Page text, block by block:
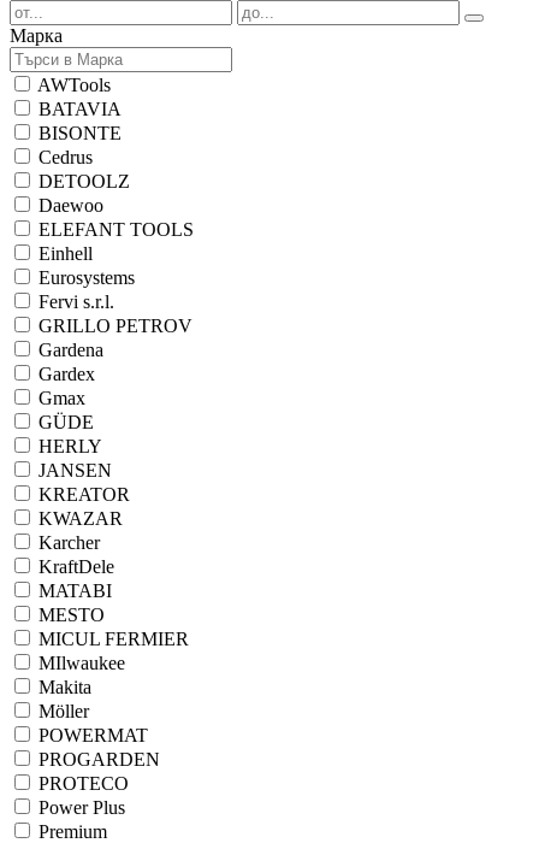
Марка
AWTools
BATAVIA
BISONTE
Cedrus
DETOOLZ
Daewoo
ELEFANT TOOLS
Einhell
Eurosystems
Fervi s.r.l.
GRILLO PETROV
Gardena
Gardex
Gmax
GÜDE
HERLY
JANSEN
KREATOR
KWAZAR
Karcher
KraftDele
MATABI
MESTO
MICUL FERMIER
MIlwaukee
Makita
Möller
POWERMAT
PROGARDEN
PROTECO
Power Plus
Premium